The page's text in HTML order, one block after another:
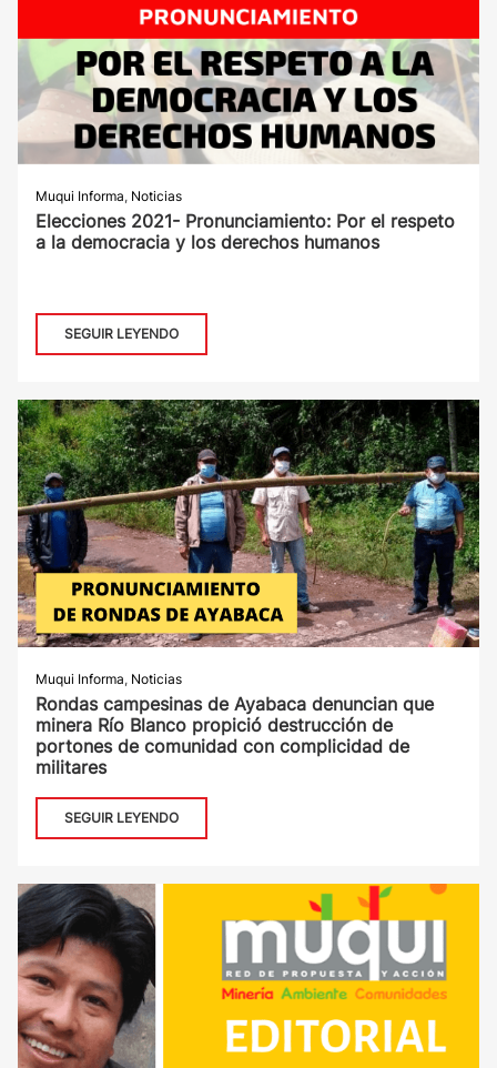
Muqui Informa, Noticias
Elecciones 2021- Pronunciamiento: Por el respeto
a la democracia y los derechos humanos
SEGUIR LEYENDO
Muqui Informa, Noticias
Rondas campesinas de Ayabaca denuncian que
minera Río Blanco propició destrucción de
portones de comunidad con complicidad de
militares
SEGUIR LEYENDO